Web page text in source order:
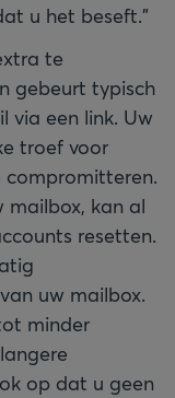
u het beseft.”
te
gebeurt typisch
via een link. Uw
troef voor
compromitteren.
kan al
resetten.
uw mailbox.
minder
op dat u geen